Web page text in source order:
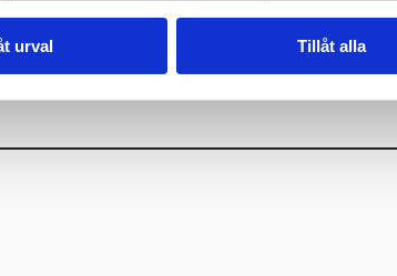
urval Tillåt alla